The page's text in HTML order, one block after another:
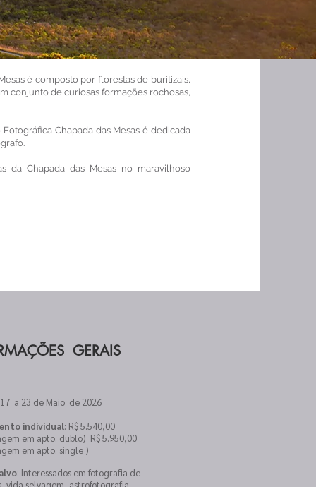
é composto por florestas de buritizais,
conjunto de curiosas formações rochosas,
Chapada das Mesas é dedicada
da Chapada das Mesas no maravilhoso
GERAIS
a 23 de Maio de 2026
individual: R$ 5.540,00
em apto. dublo) R$ 5.950,00
em apto. single )
: Interessados em fotografia de
vida selvagem, astrofotografia,